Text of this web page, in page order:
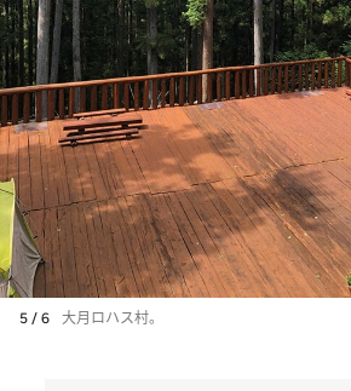
5 / 6 大月ロハス村。